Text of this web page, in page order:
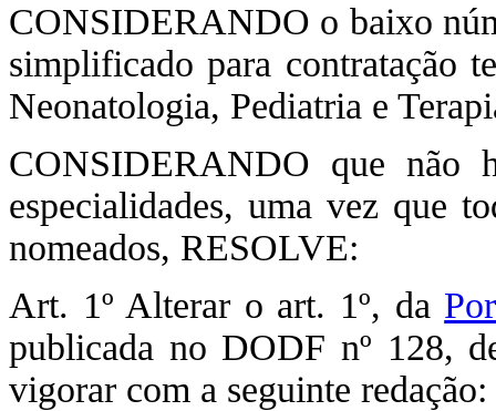
CONSIDERANDO o baixo
simplificado para contratação
Neonatologia, Pediatria e
CONSIDERANDO que não
especialidades, uma vez que
nomeados, RESOLVE:
Art. 1º Alterar o art. 1º, da
publicada no DODF nº 128,
vigorar com a seguinte redação: